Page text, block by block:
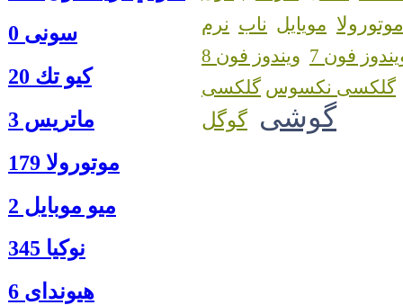
سونی 0
كيو تك 20
ماتريس 3
موتورولا 179
ميو موبايل 2
نوكيا 345
هیوندای 6
موتورولا مویایل ناب نرم
فون 7
ویندوز فون 8
گلکسی نکسوس
گوشی گوگل